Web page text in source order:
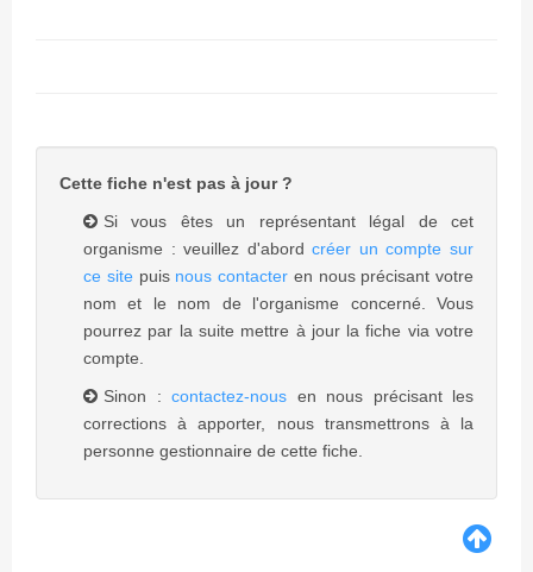
Cette fiche n'est pas à jour ?
Si vous êtes un représentant légal de cet
organisme : veuillez d'abordcréer un compte sur
ce sitepuis nous contacter en nous précisant votre
nom et le nom de l'organisme concerné. Vous
pourrez par la suite mettre à jour la fiche via votre
compte.
Sinon : contactez-nous en nous précisant les
corrections à apporter, nous transmettrons à la
personne gestionnaire de cette fiche.